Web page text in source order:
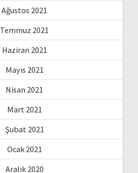
Ağustos 2021
Temmuz 2021
Haziran 2021
Mayıs 2021
Nisan 2021
Mart 2021
Şubat 2021
Ocak 2021
Aralık 2020